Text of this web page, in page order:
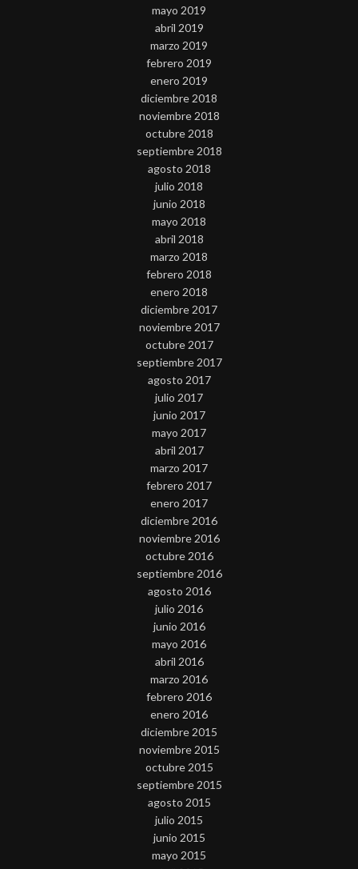
mayo 2019
abril 2019
marzo 2019
febrero 2019
enero 2019
diciembre 2018
noviembre 2018
octubre 2018
septiembre 2018
agosto 2018
julio 2018
junio 2018
mayo 2018
abril 2018
marzo 2018
febrero 2018
enero 2018
diciembre 2017
noviembre 2017
octubre 2017
septiembre 2017
agosto 2017
julio 2017
junio 2017
mayo 2017
abril 2017
marzo 2017
febrero 2017
enero 2017
diciembre 2016
noviembre 2016
octubre 2016
septiembre 2016
agosto 2016
julio 2016
junio 2016
mayo 2016
abril 2016
marzo 2016
febrero 2016
enero 2016
diciembre 2015
noviembre 2015
octubre 2015
septiembre 2015
agosto 2015
julio 2015
junio 2015
mayo 2015